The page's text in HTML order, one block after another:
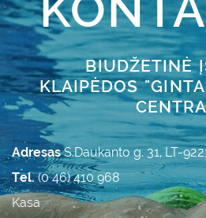
BIUDŽETINĖ
KLAIPĖDOS
AdresasS.Daukanto g. 31, LT-
Tel.(0 46) 410 968
Kasa